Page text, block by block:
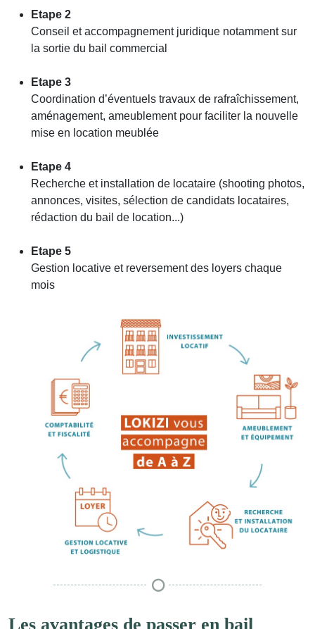
Etape 2
Conseil et accompagnement juridique notamment sur
la sortie du bail commercial
Etape 3
Coordination d’éventuels travaux de rafraîchissement,
aménagement, ameublement pour faciliter la nouvelle
mise en location meublée
Etape 4
Recherche et installation de locataire (shooting photos,
annonces, visites, sélection de candidats locataires,
rédaction du bail de location...)
Etape 5
Gestion locative et reversement des loyers chaque
mois
Les avantages de passer en bail